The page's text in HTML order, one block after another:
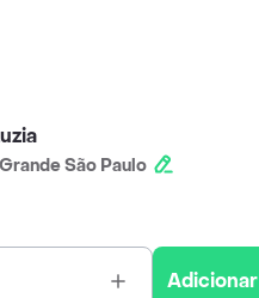
Grande São Paulo
Adicionar